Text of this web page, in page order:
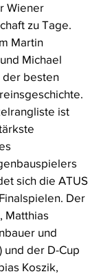
Wiener
zu Tage.
Martin
Michael
der besten
ist
sich die ATUS
Der
Matthias
und
und der D-Cup
Koszik,